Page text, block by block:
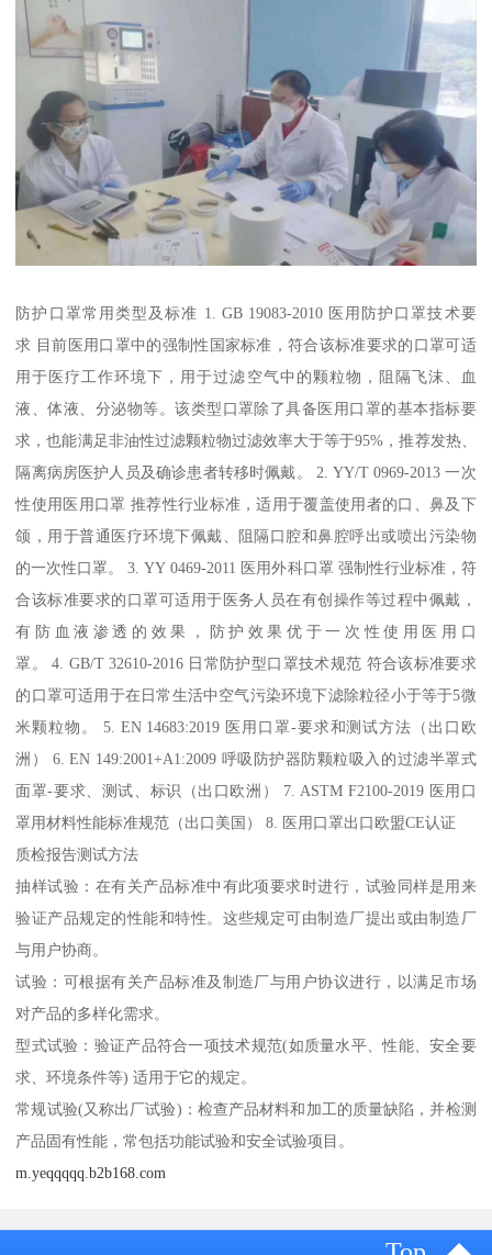
防护口罩常用类型及标准 1. GB 19083-2010 医用防护口罩技术要
求 目前医用口罩中的强制性国家标准，符合该标准要求的口罩可适
用于医疗工作环境下，用于过滤空气中的颗粒物，阻隔飞沫、血
液、体液、分泌物等。该类型口罩除了具备医用口罩的基本指标要
求，也能满足非油性过滤颗粒物过滤效率大于等于95%，推荐发热、
隔离病房医护人员及确诊患者转移时佩戴。 2. YY/T 0969-2013 一次
性使用医用口罩 推荐性行业标准，适用于覆盖使用者的口、鼻及下
颌，用于普通医疗环境下佩戴、阻隔口腔和鼻腔呼出或喷出污染物
的一次性口罩。 3. YY 0469-2011 医用外科口罩 强制性行业标准，符
合该标准要求的口罩可适用于医务人员在有创操作等过程中佩戴，
有防血液渗透的效果，防护效果优于一次性使用医用口
罩。 4. GB/T 32610-2016 日常防护型口罩技术规范 符合该标准要求
的口罩可适用于在日常生活中空气污染环境下滤除粒径小于等于5微
米颗粒物。 5. EN 14683:2019 医用口罩-要求和测试方法（出口欧
洲） 6. EN 149:2001+A1:2009 呼吸防护器防颗粒吸入的过滤半罩式
面罩-要求、测试、标识（出口欧洲） 7. ASTM F2100-2019 医用口
罩用材料性能标准规范（出口美国） 8. 医用口罩出口欧盟CE认证
质检报告测试方法
抽样试验：在有关产品标准中有此项要求时进行，试验同样是用来
验证产品规定的性能和特性。这些规定可由制造厂提出或由制造厂
与用户协商。
试验：可根据有关产品标准及制造厂与用户协议进行，以满足市场
对产品的多样化需求。
型式试验：验证产品符合一项技术规范(如质量水平、性能、安全要
求、环境条件等) 适用于它的规定。
常规试验(又称出厂试验)：检查产品材料和加工的质量缺陷，并检测
产品固有性能，常包括功能试验和安全试验项目。
m.yeqqqqq.b2b168.com